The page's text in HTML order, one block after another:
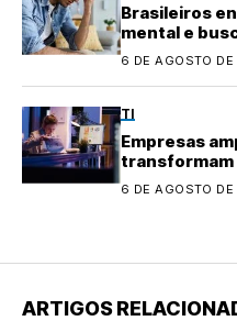
Brasileiros
mental e
artificial
6 DE AGOSTO
TI
Empresas
transformam
conteúdo
6 DE AGOSTO
ARTIGOS